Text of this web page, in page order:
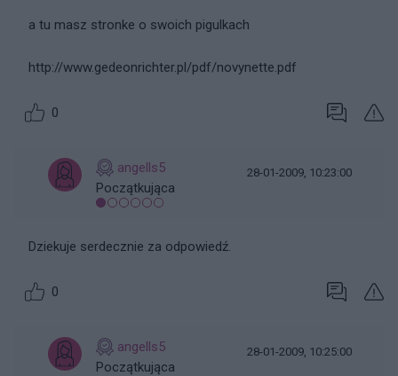
a tu masz stronke o swoich pigulkach
http://www.gedeonrichter.pl/pdf/novynette.pdf
0
angells5
Początkująca
28-01-2009, 10:23:00
Dziekuje serdecznie za odpowiedź.
0
angells5
Początkująca
28-01-2009, 10:25:00